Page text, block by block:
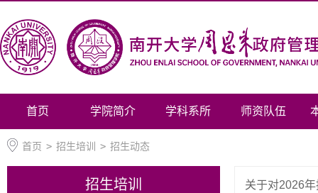
首页 学院简介 学科系所 师资队伍
首页 > 招生培训 > 招生动态
招生培训 关于对2026